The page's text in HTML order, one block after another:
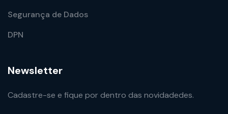
Segurança de Dados
DPN
Newsletter
Cadastre-se e fique por dentro das novidadedes.